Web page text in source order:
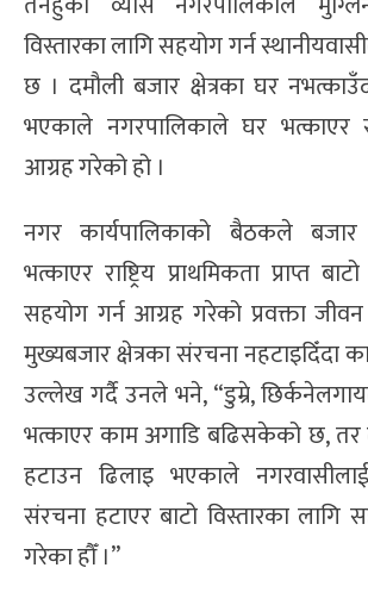
विस्तारका लागि सहयोग गर्न
छ । दमौली बजार क्षेत्रका घर
भएकाले नगरपालिकाले घर भत्काएर
आग्रह गरेको हो ।
नगर कार्यपालिकाको बैठकले बजार
भत्काएर राष्ट्रिय प्राथमिकता प्राप्त
सहयोग गर्न आग्रह गरेको प्रवक्ता
मुख्यबजार क्षेत्रका संरचना नहटाइदिँदा
उल्लेख गर्दै उनले भने, “डुम्रे,
भत्काएर काम अगाडि बढिसकेको छ, तर
हटाउन ढिलाइ भएकाले
संरचना हटाएर बाटो विस्तारका लागि
गरेका हौँ ।”